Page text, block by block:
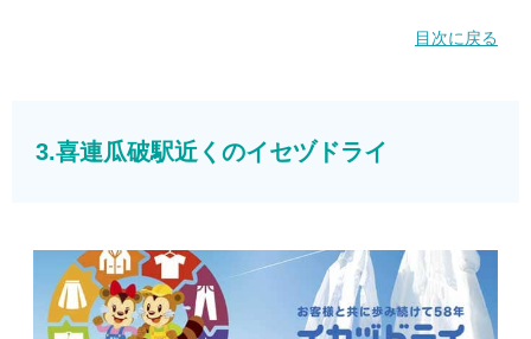
目次に戻る
3.喜連瓜破駅近くのイセヅドライ